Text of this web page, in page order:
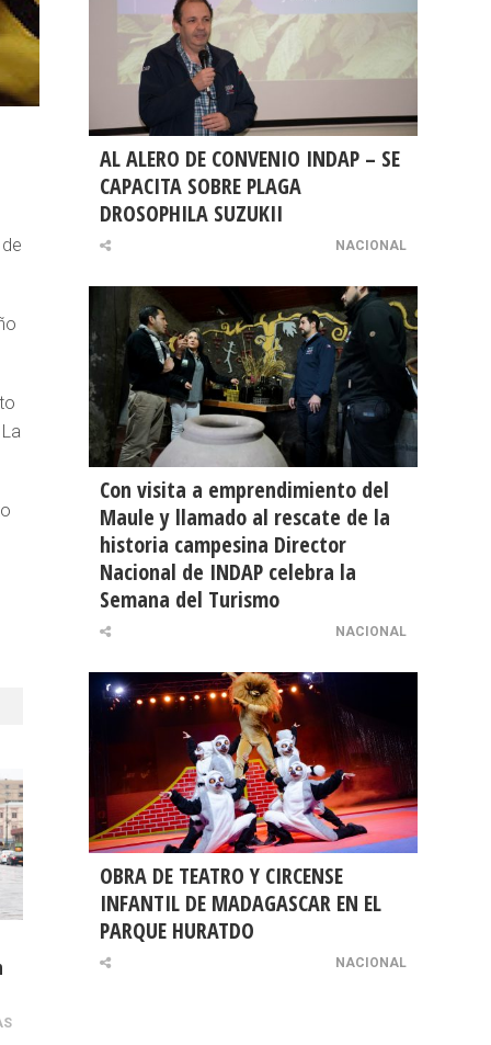
AL ALERO DE CONVENIO INDAP – SE
CAPACITA SOBRE PLAGA
DROSOPHILA SUZUKII
NACIONAL
Con visita a emprendimiento del
Maule y llamado al rescate de la
historia campesina Director
Nacional de INDAP celebra la
Semana del Turismo
NACIONAL
OBRA DE TEATRO Y CIRCENSE
INFANTIL DE MADAGASCAR EN EL
PARQUE HURATDO
NACIONAL